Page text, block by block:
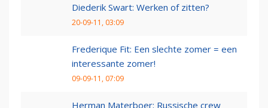
Diederik Swart: Werken of zitten?
20-09-11, 03:09
Frederique Fit: Een slechte zomer = een
interessante zomer!
09-09-11, 07:09
Herman Materboer: Russische crew